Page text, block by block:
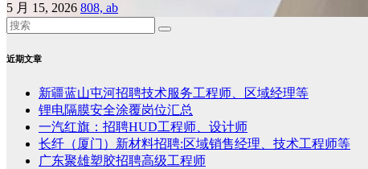
5 月 15, 2026 808, ab
近期文章
新疆蓝山屯河招聘技术服务工程师、区域经理等
锂电隔膜安全涂覆岗位汇总
一汽红旗：招聘HUD工程师、设计师
长纤（厦门）新材料招聘:区域销售经理、技术工程师等
广东聚雄塑胶招聘高级工程师